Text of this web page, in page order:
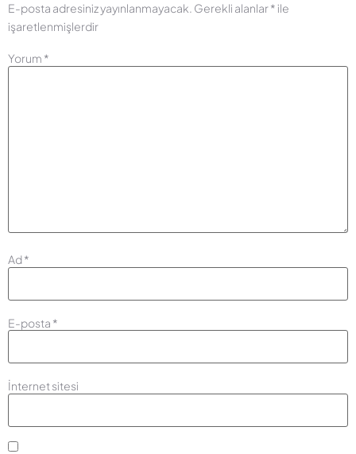
E-posta adresiniz yayınlanmayacak. Gerekli alanlar*ile
işaretlenmişlerdir
Yorum *
Ad*
E-posta *
İnternet sitesi